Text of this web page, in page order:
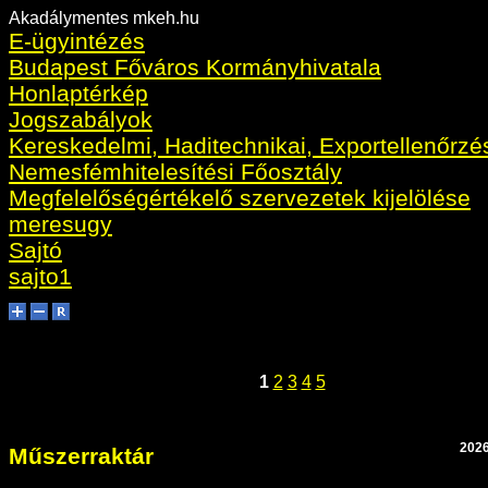
Akadálymentes mkeh.hu
E-ügyintézés
Budapest Főváros Kormányhivatala
Honlaptérkép
Jogszabályok
Kereskedelmi, Haditechnikai,
Nemesfémhitelesítési Főosztály
Megfelelőségértékelő szervezetek kijelölése
meresugy
Sajtó
sajto1
1 2 3 4 5
Műszerraktár